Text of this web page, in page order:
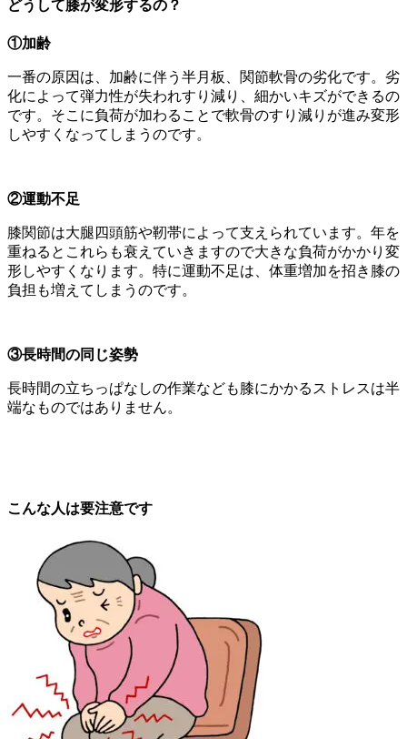
どうして膝が変形するの？
①加齢
一番の原因は、加齢に伴う半月板、関節軟骨の劣化です。劣
化によって弾力性が失われすり減り、細かいキズができるの
です。そこに負荷が加わることで軟骨のすり減りが進み変形
しやすくなってしまうのです。
②運動不足
膝関節は大腿四頭筋や靭帯によって支えられています。年を
重ねるとこれらも衰えていきますので大きな負荷がかかり変
形しやすくなります。特に運動不足は、体重増加を招き膝の
負担も増えてしまうのです。
③長時間の同じ姿勢
長時間の立ちっぱなしの作業なども膝にかかるストレスは半
端なものではありません。
こんな人は要注意です